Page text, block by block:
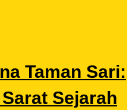
Taman Sari:
Sejarah